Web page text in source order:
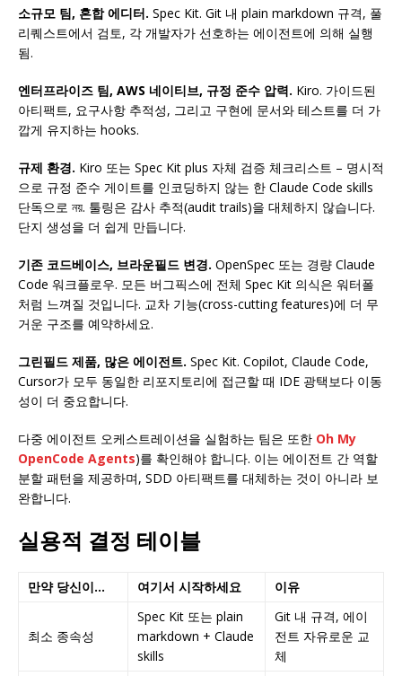
소규모 팀, 혼합 에디터. Spec Kit. Git 내 plain markdown 규격, 풀
리퀘스트에서 검토, 각 개발자가 선호하는 에이전트에 의해 실행
됨.
엔터프라이즈 팀, AWS 네이티브, 규정 준수 압력. Kiro. 가이드된
아티팩트, 요구사항 추적성, 그리고 구현에 문서와 테스트를 더 가
깝게 유지하는 hooks.
규제 환경. Kiro 또는 Spec Kit plus 자체 검증 체크리스트 – 명시적
으로 규정 준수 게이트를 인코딩하지 않는 한 Claude Code skills
단독으로 নয়. 툴링은 감사 추적(audit trails)을 대체하지 않습니다.
단지 생성을 더 쉽게 만듭니다.
기존 코드베이스, 브라운필드 변경. OpenSpec 또는 경량 Claude
Code 워크플로우. 모든 버그픽스에 전체 Spec Kit 의식은 워터폴
처럼 느껴질 것입니다. 교차 기능(cross-cutting features)에 더 무
거운 구조를 예약하세요.
그린필드 제품, 많은 에이전트. Spec Kit. Copilot, Claude Code,
Cursor가 모두 동일한 리포지토리에 접근할 때 IDE 광택보다 이동
성이 더 중요합니다.
다중 에이전트 오케스트레이션을 실험하는 팀은 또한 Oh My
OpenCode Agents)를 확인해야 합니다. 이는 에이전트 간 역할
분할 패턴을 제공하며, SDD 아티팩트를 대체하는 것이 아니라 보
완합니다.
실용적 결정 테이블
만약 당신이… 여기서 시작하세요 이유
최소 종속성
Spec Kit 또는 plain
markdown + Claude
skills
Git 내 규격, 에이
전트 자유로운 교
체